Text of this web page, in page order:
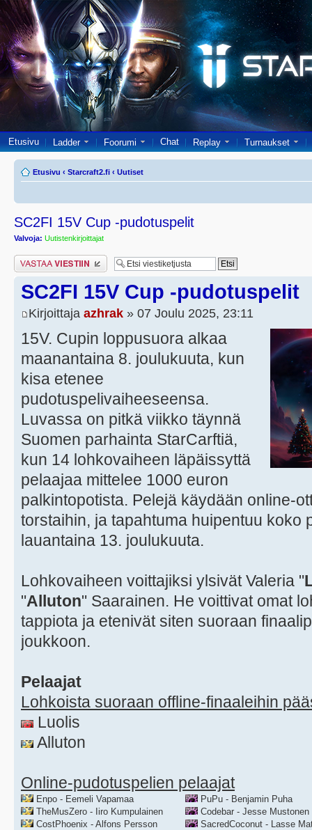
Etusivu Ladder Foorumi Chat Replay Turnaukset
Etusivu ‹ Starcraft2.fi ‹ Uutiset
SC2FI 15V Cup -pudotuspelit
Valvoja: Uutistenkirjoittajat
Lähetä vastaus
SC2FI 15V Cup -pudotuspelit
Kirjoittaja azhrak » 07 Joulu 2025, 23:11
15V. Cupin loppusuora alkaa
maanantaina 8. joulukuuta, kun
kisa etenee
pudotuspelivaiheeseensa.
Luvassa on pitkä viikko täynnä
Suomen parhainta StarCarftiä,
kun 14 lohkovaiheen läpäissyttä
pelaajaa mittelee 1000 euron
palkintopotista. Pelejä käydään online-
torstaihin, ja tapahtuma huipentuu koko
lauantaina 13. joulukuuta.
Lohkovaiheen voittajiksi ylsivät Valeria "
"Alluton" Saarainen. He voittivat omat
tappiota ja etenivät siten suoraan
joukkoon.
Pelaajat
Lohkoista suoraan offline-finaaleihin
Luolis
Alluton
Online-pudotuspelien pelaajat
Enpo - Eemeli Vapamaa
TheMusZero - Iiro Kumpulainen
CostPhoenix - Alfons Persson
PuPu - Benjamin Puha
Codebar - Jesse Mustonen
SacredCoconut - Lasse